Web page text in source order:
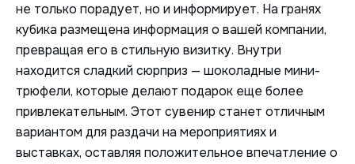
не только порадует, но и информирует. На гранях
кубика размещена информация о вашей компании,
превращая его в стильную визитку. Внутри
находится сладкий сюрприз — шоколадные мини-
трюфели, которые делают подарок еще более
привлекательным. Этот сувенир станет отличным
вариантом для раздачи на мероприятиях и
выставках, оставляя положительное впечатление о